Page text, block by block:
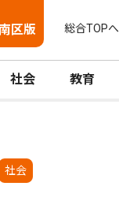
区版 総合TOPへ
社会 教育
社会